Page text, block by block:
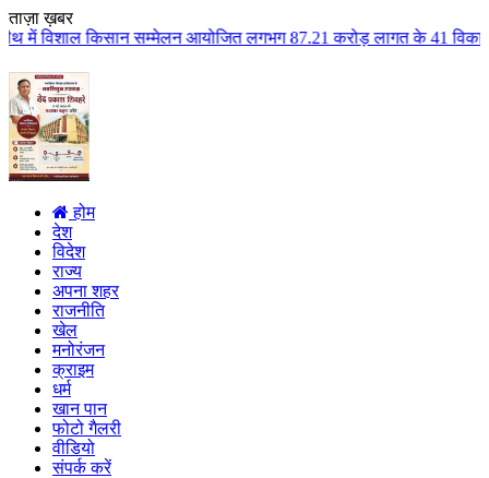
ताज़ा ख़बर
आयोजित लगभग 87.21 करोड़ लागत के 41 विकास कार्यों का
होम
देश
विदेश
राज्य
अपना शहर
राजनीति
खेल
मनोरंजन
क्राइम
धर्म
खान पान
फोटो गैलरी
वीडियो
संपर्क करें